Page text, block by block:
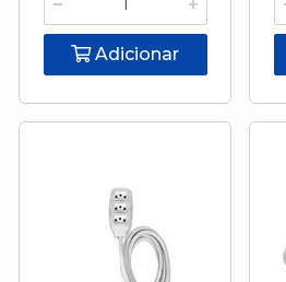
Adicionar